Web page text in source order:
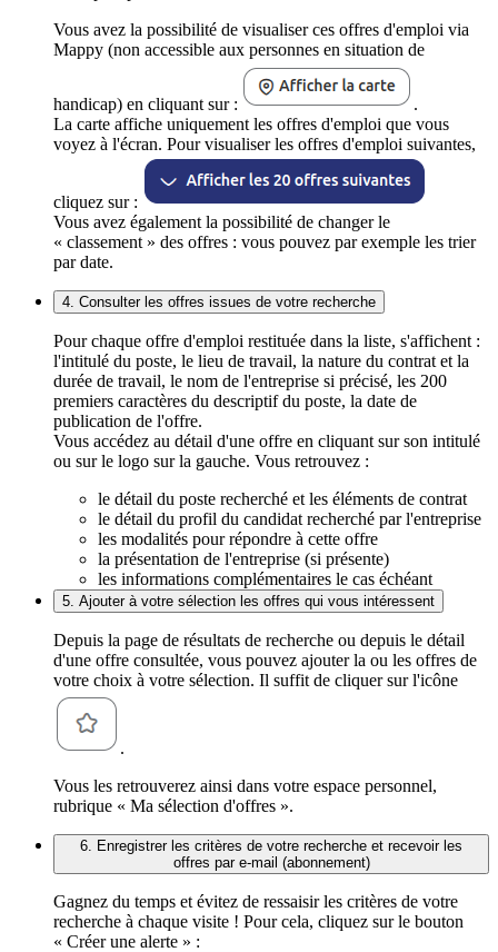
Vous avez la possibilité de visualiser ces offres d'emploi via
Mappy (non accessible aux personnes en situation de
handicap) en cliquant sur :
.
La carte affiche uniquement les offres d'emploi que vous
voyez à l'écran. Pour visualiser les offres d'emploi suivantes,
cliquez sur :
Vous avez également la possibilité de changer le
« classement » des offres : vous pouvez par exemple les trier
par date.
4. Consulter les offres issues de votre recherche
Pour chaque offre d'emploi restituée dans la liste, s'affichent :
l'intitulé du poste, le lieu de travail, la nature du contrat et la
durée de travail, le nom de l'entreprise si précisé, les 200
premiers caractères du descriptif du poste, la date de
publication de l'offre.
Vous accédez au détail d'une offre en cliquant sur son intitulé
ou sur le logo sur la gauche. Vous retrouvez :
le détail du poste recherché et les éléments de contrat
le détail du profil du candidat recherché par l'entreprise
les modalités pour répondre à cette offre
la présentation de l'entreprise (si présente)
les informations complémentaires le cas échéant
5. Ajouter à votre sélection les offres qui vous intéressent
Depuis la page de résultats de recherche ou depuis le détail
d'une offre consultée, vous pouvez ajouter la ou les offres de
votre choix à votre sélection. Il suffit de cliquer sur l'icône
.
Vous les retrouverez ainsi dans votre espace personnel,
rubrique « Ma sélection d'offres ».
6. Enregistrer les critères de votre recherche et recevoir les
offres par e-mail (abonnement)
Gagnez du temps et évitez de ressaisir les critères de votre
recherche à chaque visite ! Pour cela, cliquez sur le bouton
« Créer une alerte » :